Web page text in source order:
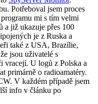
Potřeboval jsem proces
mi s tím velmi
a již ukazuje přes 100
je z Ruska a
také z USA, Brazílie,
jsou uživatelé s
vracejí. U logů z Polska a
primárně o radioamatéry.
V každém případě jsem
info v článku po